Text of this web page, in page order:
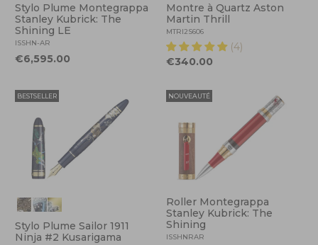
Stylo Plume Montegrappa
Stanley Kubrick: The
Shining LE
ISSHN-AR
€6,595.00
Montre à Quartz Aston
Martin Thrill
MTRI2S606
(4)
€340.00
BESTSELLER
Stylo Plume Sailor 1911
Ninja #2 Kusarigama
NOUVEAUTÉ
Roller Montegrappa
Stanley Kubrick: The
Shining
ISSHNRAR